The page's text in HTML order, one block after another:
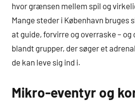
hvor grænsen mellem spil og
Mange steder i København bruges
at guide, forvirre og overraske –
blandt grupper, der søger et
de kan leve sig ind i.
Mikro-eventyr og